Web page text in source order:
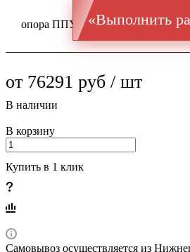
опора ППУ ГОСТ оц 10704 Ст 1-3
«Выполнить
от 76291 руб / шт
В наличии
В корзину
Купить в 1 клик
Самовывоз осуществляется из